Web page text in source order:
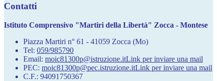
Contatti
Istituto Comprensivo "Martiri della Libertà" Zocca - Montese
Piazza Martiri n° 61 - 41059 Zocca (Mo)
Tel: 059/985790
Email: moic81300p@istruzione.itLink per inviare una mail
PEC: moic81300p@pec.istruzione.itLink per inviare una mail
C.F.: 94091750367